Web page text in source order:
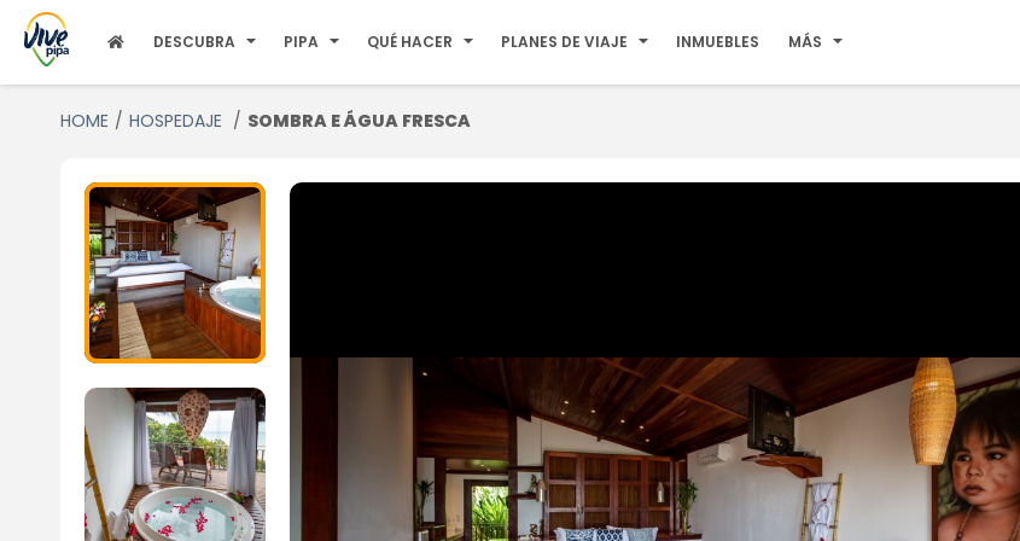
DESCUBRA PIPA QUÉ HACER PLANES DE VIAJE INMUEBLES MÁS
HOME HOSPEDAJE SOMBRA E ÁGUA FRESCA